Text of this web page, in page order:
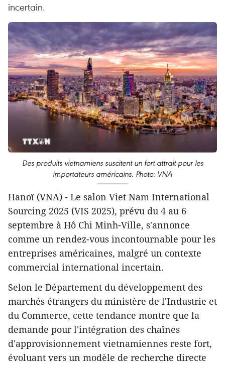
incertain.
Des produits vietnamiens suscitent un fort attrait pour les
importateurs américains. Photo: VNA
Hanoï (VNA) - Le salon Viet Nam International
Sourcing 2025 (VIS 2025), prévu du 4 au 6
septembre à Hô Chi Minh-Ville, s'annonce
comme un rendez-vous incontournable pour les
entreprises américaines, malgré un contexte
commercial international incertain.
Selon le Département du développement des
marchés étrangers du ministère de l'Industrie et
du Commerce, cette tendance montre que la
demande pour l'intégration des chaînes
d'approvisionnement vietnamiennes reste fort,
évoluant vers un modèle de recherche directe